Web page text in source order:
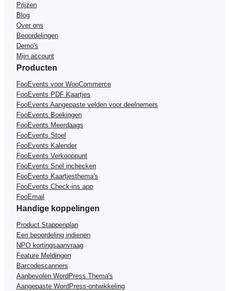
Prijzen
Blog
Over ons
Beoordelingen
Demo's
Mijn account
Producten
FooEvents voor WooCommerce
FooEvents PDF Kaartjes
FooEvents Aangepaste velden voor deelnemers
FooEvents Boekingen
FooEvents Meerdaags
FooEvents Stoel
FooEvents Kalender
FooEvents Verkooppunt
FooEvents Snel inchecken
FooEvents Kaartjesthema's
FooEvents Check-ins app
FooEmail
Handige koppelingen
Product Stappenplan
Een beoordeling indienen
NPO kortingsaanvraag
Feature Meldingen
Barcodescanners
Aanbevolen WordPress Thema's
Aangepaste WordPress-ontwikkeling